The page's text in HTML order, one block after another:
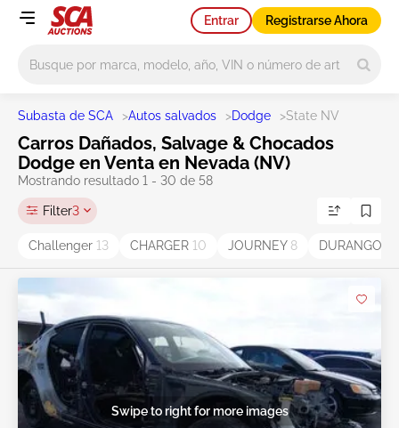
Entrar Registrarse Ahora
Subasta de SCA >Autos salvados >Dodge >State NV
Carros Dañados, Salvage & Chocados
Dodge en Venta en Nevada (NV)
Mostrando resultado 1 - 30 de 58
Filter3
Challenger 13 CHARGER 10 JOURNEY 8 DURANGO
Swipe to right for more images